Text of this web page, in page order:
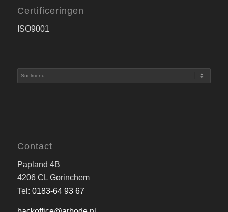
Certificeringen
ISO9001
Contact
Papland 4B
4206 CL Gorinchem
Tel: 0183-64 93 67